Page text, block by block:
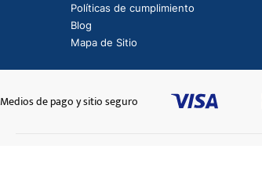
Políticas de cumplimiento
Blog
Mapa de Sitio
Medios de pago y sitio seguro